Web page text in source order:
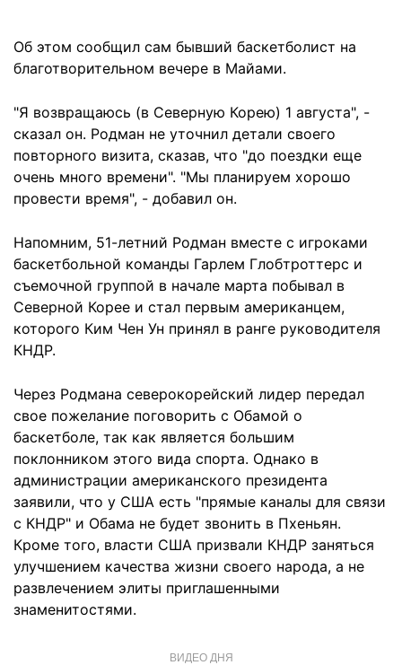
Об этом сообщил сам бывший баскетболист на
благотворительном вечере в Майами.
"Я возвращаюсь (в Северную Корею) 1 августа", -
сказал он. Родман не уточнил детали своего
повторного визита, сказав, что "до поездки еще
очень много времени". "Мы планируем хорошо
провести время", - добавил он.
Напомним, 51-летний Родман вместе с игроками
баскетбольной команды Гарлем Глобтроттерс и
съемочной группой в начале марта побывал в
Северной Корее и стал первым американцем,
которого Ким Чен Ун принял в ранге руководителя
КНДР.
Через Родмана северокорейский лидер передал
свое пожелание поговорить с Обамой о
баскетболе, так как является большим
поклонником этого вида спорта. Однако в
администрации американского президента
заявили, что у США есть "прямые каналы для связи
с КНДР" и Обама не будет звонить в Пхеньян.
Кроме того, власти США призвали КНДР заняться
улучшением качества жизни своего народа, а не
развлечением элиты приглашенными
знаменитостями.
ВИДЕО ДНЯ